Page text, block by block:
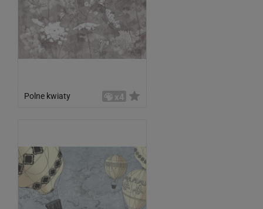
Polne kwiaty x4